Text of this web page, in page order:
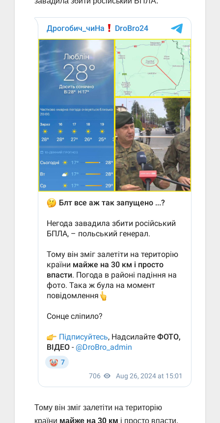
Тому він зміг залетіти на територію
країни майже на 30 км і просто впасти.